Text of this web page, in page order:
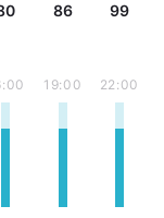
86 99
19:00 22:00